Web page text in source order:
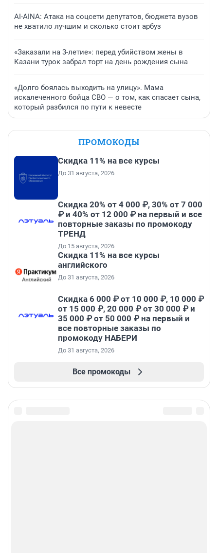
AI-AINA: Атака на соцсети депутатов, бюджета вузов
не хватило лучшим и сколько стоит арбуз
«Заказали на 3-летие»: перед убийством жены в
Казани турок забрал торт на день рождения сына
«Долго боялась выходить на улицу». Мама
искалеченного бойца СВО — о том, как спасает сына,
который разбился по пути к невесте
ПРОМОКОДЫ
Скидка 11% на все курсы
До 31 августа, 2026
Скидка 20% от 4 000 ₽, 30% от 7 000
₽ и 40% от 12 000 ₽ на первый и все
повторные заказы по промокоду
ТРЕНД
До 15 августа, 2026
Скидка 11% на все курсы
английского
До 31 августа, 2026
Скидка 6 000 ₽ от 10 000 ₽, 10 000 ₽
от 15 000 ₽, 20 000 ₽ от 30 000 ₽ и
35 000 ₽ от 50 000 ₽ на первый и
все повторные заказы по
промокоду НАБЕРИ
До 31 августа, 2026
Все промокоды